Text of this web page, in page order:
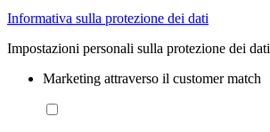
Informativa sulla protezione dei dati
Impostazioni personali sulla protezione dei dati
Marketing attraverso il customer match